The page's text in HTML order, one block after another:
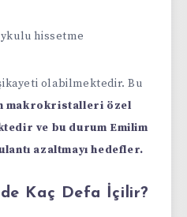
hissetme
olabilmektedir. Bu
makrokristalleri özel
ve bu durum Emilim
azaltmayı hedefler.
Kaç Defa İçilir?